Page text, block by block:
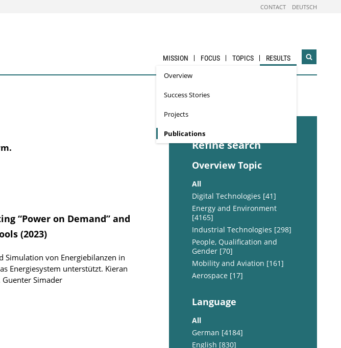
CONTACT DEUTSCH
MISSION FOCUS TOPICS RESULTS
Overview
Success Stories
Projects
Publications
Open
“Power on Demand” and
(2023)
Simulation von Energiebilanzen in
Energiesystem unterstützt. Kieran
Simader
Refine search
Overview Topic
All
Digital Technologies [41]
Energy and Environment
[4165]
Industrial Technologies [298]
People, Qualification and
Gender [70]
Mobility and Aviation [161]
Aerospace [17]
Language
All
German [4184]
English [830]